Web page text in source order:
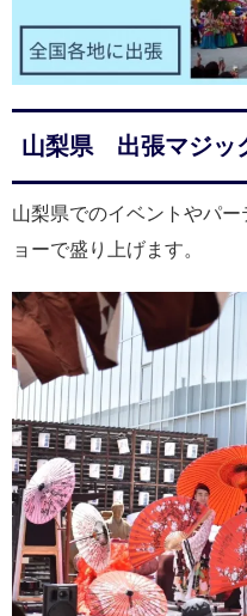
山梨県 出張マジッ
山梨県でのイベントやパ
ョーで盛り上げます。